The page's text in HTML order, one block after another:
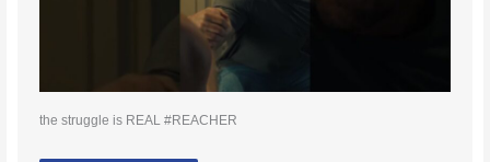
the struggle is REAL #REACHER